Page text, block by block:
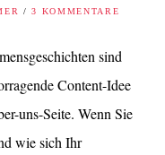
/ 3 KOMMENTARE
sind
Content-Idee
uns-Seite. Wenn Sie
wie sich Ihr